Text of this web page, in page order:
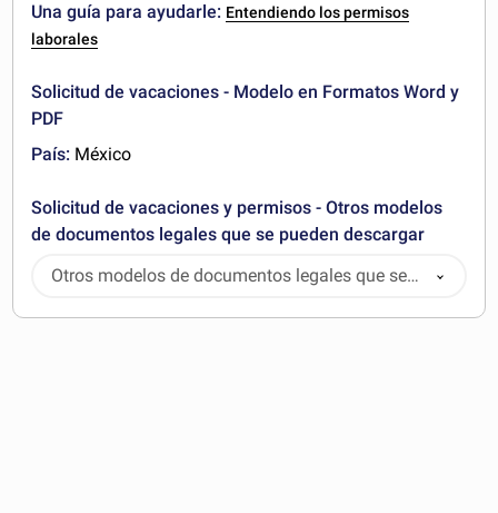
Una guía para ayudarle: Entendiendo los permisos
laborales
Solicitud de vacaciones - Modelo en Formatos Word y
PDF
País: México
Solicitud de vacaciones y permisos - Otros modelos
de documentos legales que se pueden descargar
Otros modelos de documentos legales que se
pueden descargar